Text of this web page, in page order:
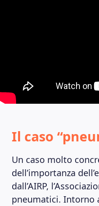
Il caso
Un caso molto
dell’importanza
dall’AIRP,
pneumatici. Intorno